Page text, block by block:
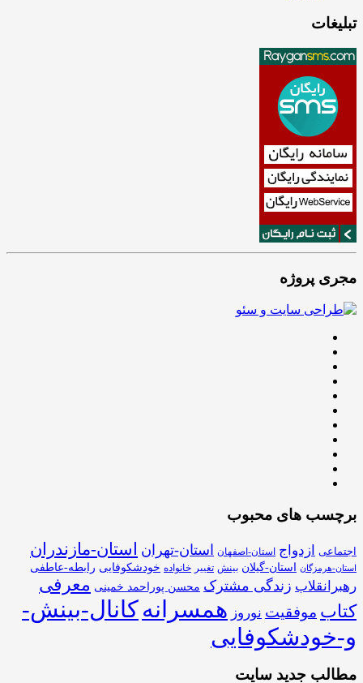
تبلیغات
مجری پروژه
برچسب های محبوب
اجتماعی ازدواج استان-اصفهان استان-تهران استان-مازندران
استان-هرمزگان استان-گیلان بینش تغییر خانواده خودشکوفایی رابطه-عاطفی
رهبرانقلاب زندگی مشترک محسن پوراحمد خمینی معرفی
کتاب موفقیت نوروز همسرانهکانال-بینش-
و-خودشکوفایی
مطالب جدید سایت